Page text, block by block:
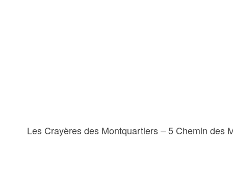
Les Crayères des Montquartiers – 5 Chemin des